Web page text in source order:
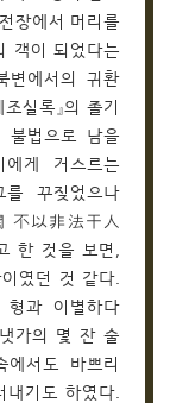
장에서 머리를
객이 되었다는
변에서의 귀환
실록󰡕의 졸기
법으로 남을
게 거스르는
꾸짖었으나
不以非法干人
한 것을 보면,
였던 것 같다.
과 이별하다
가의 몇 잔 술
서도 바쁘리
기도 하였다.